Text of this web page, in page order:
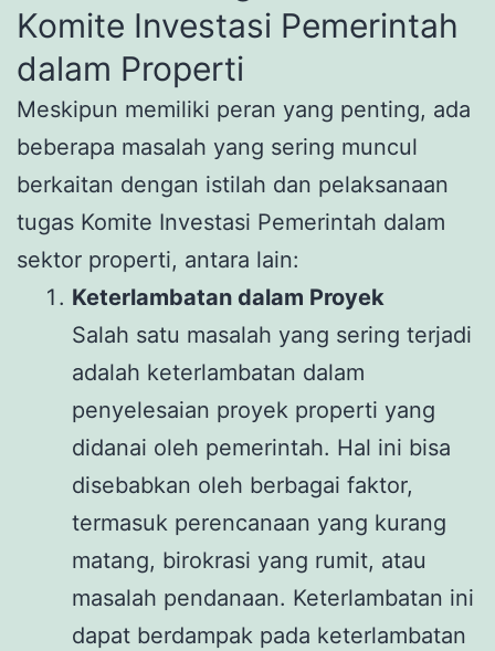
Komite Investasi Pemerintah
dalam Properti
Meskipun memiliki peran yang penting, ada
beberapa masalah yang sering muncul
berkaitan dengan istilah dan pelaksanaan
tugas Komite Investasi Pemerintah dalam
sektor properti, antara lain:
Keterlambatan dalam Proyek
Salah satu masalah yang sering terjadi
adalah keterlambatan dalam
penyelesaian proyek properti yang
didanai oleh pemerintah. Hal ini bisa
disebabkan oleh berbagai faktor,
termasuk perencanaan yang kurang
matang, birokrasi yang rumit, atau
masalah pendanaan. Keterlambatan ini
dapat berdampak pada keterlambatan